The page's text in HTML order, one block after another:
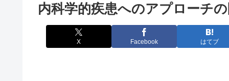
内科学的疾患へのアプローチ
X Facebook はてブ